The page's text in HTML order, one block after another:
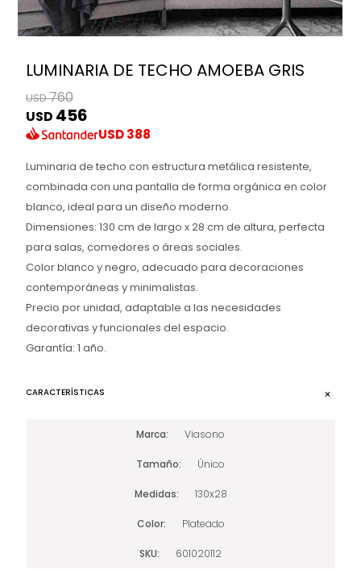
LUMINARIA DE TECHO AMOEBA GRIS
USD760
USD 456
USD388
Luminaria de techo con estructura metálica resistente,
combinada con una pantalla de forma orgánica en color
blanco, ideal para un diseño moderno.
Dimensiones: 130 cm de largo x 28 cm de altura, perfecta
para salas, comedores o áreas sociales.
Color blanco y negro, adecuado para decoraciones
contemporáneas y minimalistas.
Precio por unidad, adaptable a las necesidades
decorativas y funcionales del espacio.
Garantía: 1 año.
CARACTERÍSTICAS
Marca Viasono
Tamaño Único
Medidas 130x28
Color Plateado
SKU 601020112